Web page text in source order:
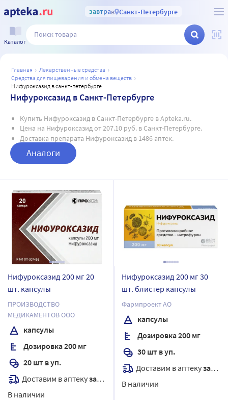
завтрав Санкт-Петербурге
Каталог
главная
лекарственные средства
средства для пищеварения и обмена веществ
нифуроксазид в санкт-петербурге
Нифуроксазид в Санкт-Петербурге
Купить Нифуроксазид в Санкт-Петербурге в Apteka.ru.
Цена на Нифуроксазид от 207.10 руб. в Санкт-Петербурге.
Доставка препарата Нифуроксазид в 1486 аптек.
Аналоги
Нифуроксазид 200 мг 20
шт. капсулы
ПРОИЗВОДСТВО
МЕДИКАМЕНТОВ ООО
капсулы
Дозировка 200 мг
20 шт в уп.
Доставим в аптекузавтра
В наличии
Нифуроксазид 200 мг 30
шт. блистер капсулы
Фармпроект АО
капсулы
Дозировка 200 мг
30 шт в уп.
Доставим в аптекузавтра
В наличии